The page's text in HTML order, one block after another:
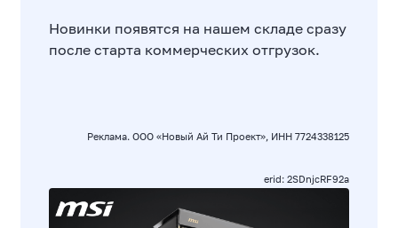
Новинки появятся на нашем складе сразу
после старта коммерческих отгрузок.
Реклама. ООО «Новый Ай Ти Проект», ИНН 7724338125
erid: 2SDnjcRF92a